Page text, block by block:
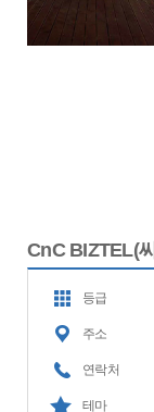
CnC BIZTEL(
등급
주소
연락처
테마